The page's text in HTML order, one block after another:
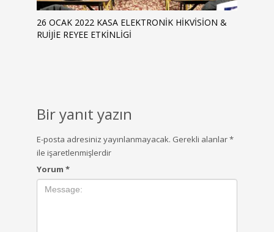
26 OCAK 2022 KASA ELEKTRONIK HIKVISION &
RUIJIE REYEE ETKINLIGI
Bir yanıt yazın
E-posta adresiniz yayınlanmayacak. Gerekli alanlar*
ile işaretlenmişlerdir
Yorum *